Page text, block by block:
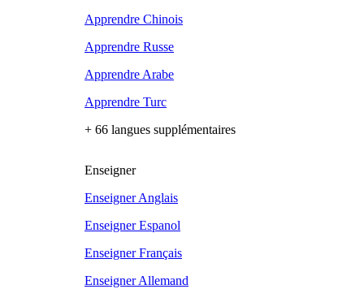
Apprendre Chinois
Apprendre Russe
Apprendre Arabe
Apprendre Turc
+ 66 langues supplémentaires
Enseigner
Enseigner Anglais
Enseigner Espanol
Enseigner Français
Enseigner Allemand